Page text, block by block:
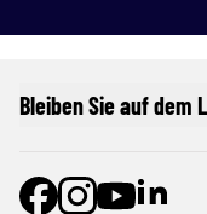
Bleiben Sie auf dem